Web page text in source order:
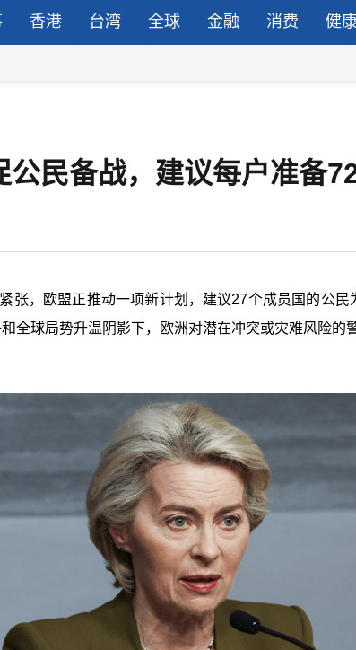
香港 台湾 全球 金融 消费 健
公民备战，建议每户准备
张，欧盟正推动一项新计划，建议27个成员国的公民
全球局势升温阴影下，欧洲对潜在冲突或灾难风险的